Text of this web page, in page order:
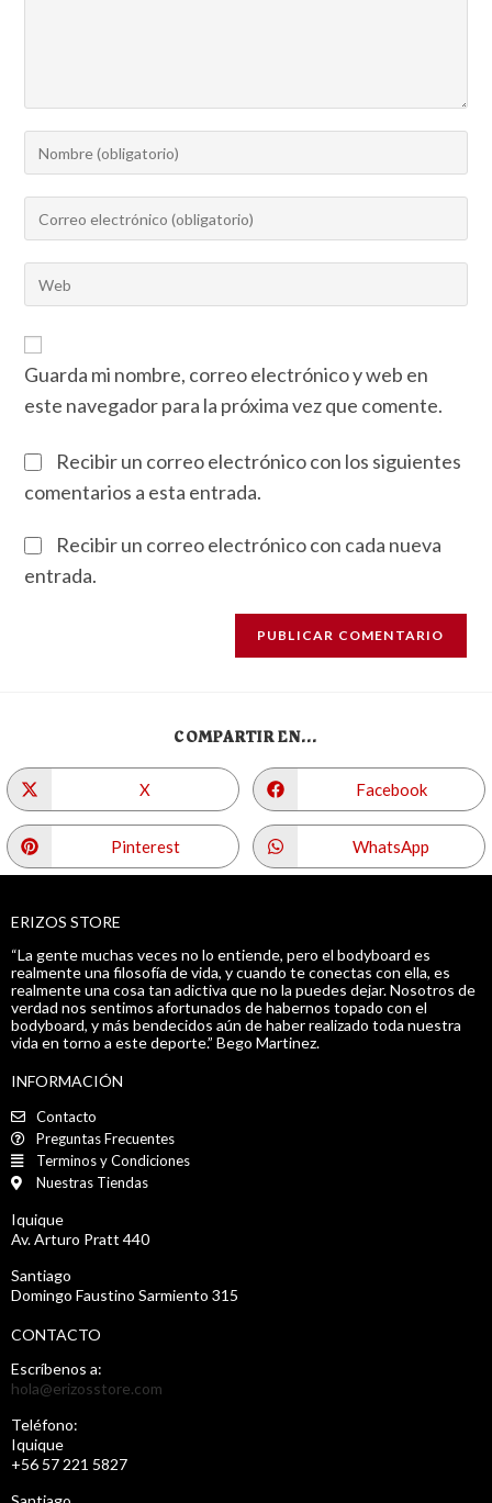
Guarda mi nombre, correo electrónico y web en
este navegador para la próxima vez que comente.
Recibir un correo electrónico con los siguientes
comentarios a esta entrada.
Recibir un correo electrónico con cada nueva
entrada.
COMPARTIR EN...
X Facebook
Pinterest WhatsApp
ERIZOS STORE
“La gente muchas veces no lo entiende, pero el bodyboard es
realmente una filosofía de vida, y cuando te conectas con ella, es
realmente una cosa tan adictiva que no la puedes dejar. Nosotros de
verdad nos sentimos afortunados de habernos topado con el
bodyboard, y más bendecidos aún de haber realizado toda nuestra
vida en torno a este deporte.” Bego Martinez.
INFORMACIÓN
Contacto
Preguntas Frecuentes
Terminos y Condiciones
Nuestras Tiendas
Iquique
Av. Arturo Pratt 440
Santiago
Domingo Faustino Sarmiento 315
CONTACTO
Escríbenos a:
hola@erizosstore.com
Teléfono:
Iquique
+56 57 221 5827